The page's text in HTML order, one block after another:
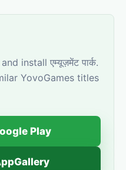
install एम्यूज़मेंट पार्क.
YovoGames titles
Play